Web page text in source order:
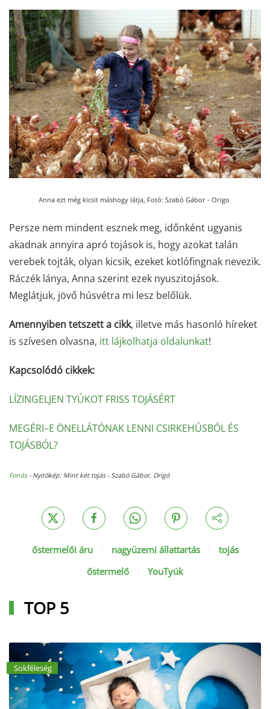
Anna ezt még kicsit máshogy látja, Fotó: Szabó Gábor - Origo
Persze nem mindent esznek meg, időnként ugyanis
akadnak annyira apró tojások is, hogy azokat talán
verebek tojták, olyan kicsik, ezeket kotlófingnak nevezik.
Ráczék lánya, Anna szerint ezek nyuszitojások.
Meglátjuk, jövő húsvétra mi lesz belőlük.
Amennyiben tetszett a cikk, illetve más hasonló híreket
is szívesen olvasna, itt lájkolhatja oldalunkat!
Kapcsolódó cikkek:
LÍZINGELJEN TYÚKOT FRISS TOJÁSÉRT
MEGÉRI–E ÖNELLÁTÓNAK LENNI CSIRKEHÚSBÓL ÉS
TOJÁSBÓL?
Forrás- Nyitókép: Mint két tojás - Szabó Gábor, Origó
őstermelői áru nagyüzemi állattartás
tojás
őstermelő
YouTyúk
TOP 5
Sokféleség